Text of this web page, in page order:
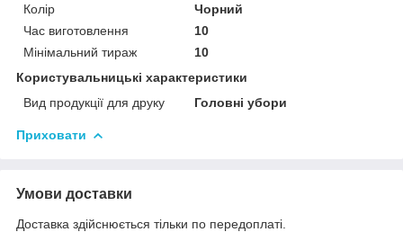
Колір
Чорний
Час виготовлення
10
Мінімальний тираж
10
Користувальницькі характеристики
Вид продукції для друку
Головні убори
Приховати
Умови доставки
Доставка здійснюється тільки по передоплаті.